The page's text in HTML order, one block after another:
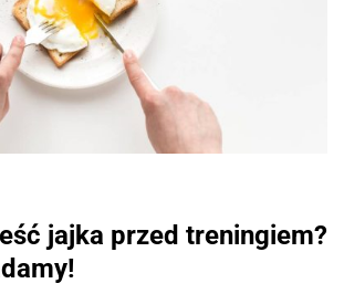
jajka przed treningiem?